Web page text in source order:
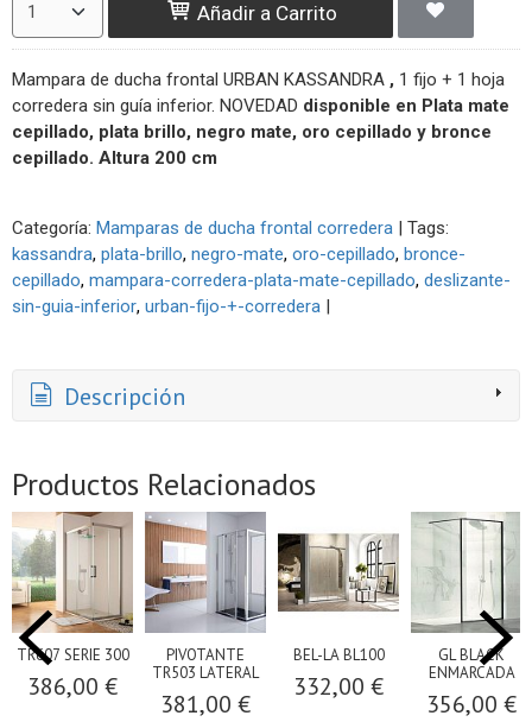
Añadir a Carrito
Mampara de ducha frontal URBAN KASSANDRA , 1 fijo + 1 hoja
corredera sin guía inferior. NOVEDAD disponible en Plata mate
cepillado, plata brillo, negro mate, oro cepillado y bronce
cepillado. Altura 200 cm
Categoría: Mamparas de ducha frontal corredera | Tags:
kassandra plata-brillo negro-mate oro-cepillado bronce-
cepillado mampara-corredera-plata-mate-cepillado deslizante-
sin-guia-inferior urban-fijo-+-corredera |
Descripción
Productos Relacionados
TR607 SERIE 300
386,00 €
PIVOTANTE
TR503 LATERAL
381,00 €
BEL-LA BL100
332,00 €
GL BLACK
ENMARCADA
356,00 €